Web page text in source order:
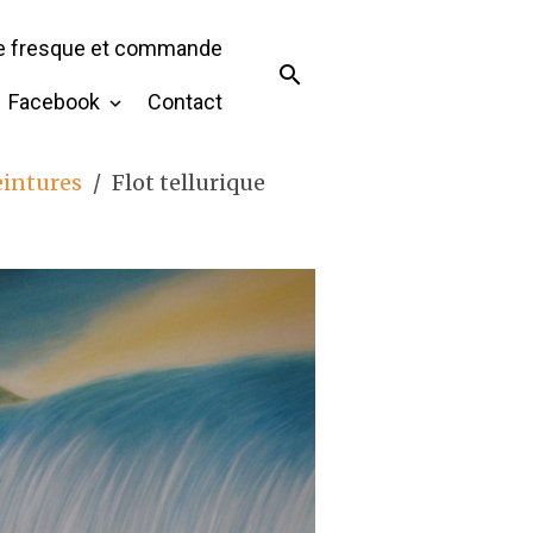
fresque et commande
Facebook Contact
Flot tellurique